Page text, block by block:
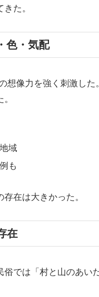
た。
色・気配
想像力を強く刺激し
域
も
在は大きかった。
在
では「村と山のあい